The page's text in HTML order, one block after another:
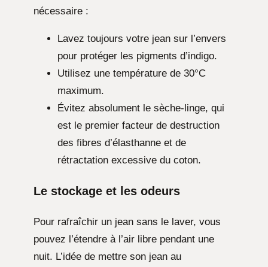
nécessaire :
Lavez toujours votre jean sur l’envers
pour protéger les pigments d’indigo.
Utilisez une température de 30°C
maximum.
Évitez absolument le sèche-linge, qui
est le premier facteur de destruction
des fibres d’élasthanne et de
rétractation excessive du coton.
Le stockage et les odeurs
Pour rafraîchir un jean sans le laver, vous
pouvez l’étendre à l’air libre pendant une
nuit. L’idée de mettre son jean au